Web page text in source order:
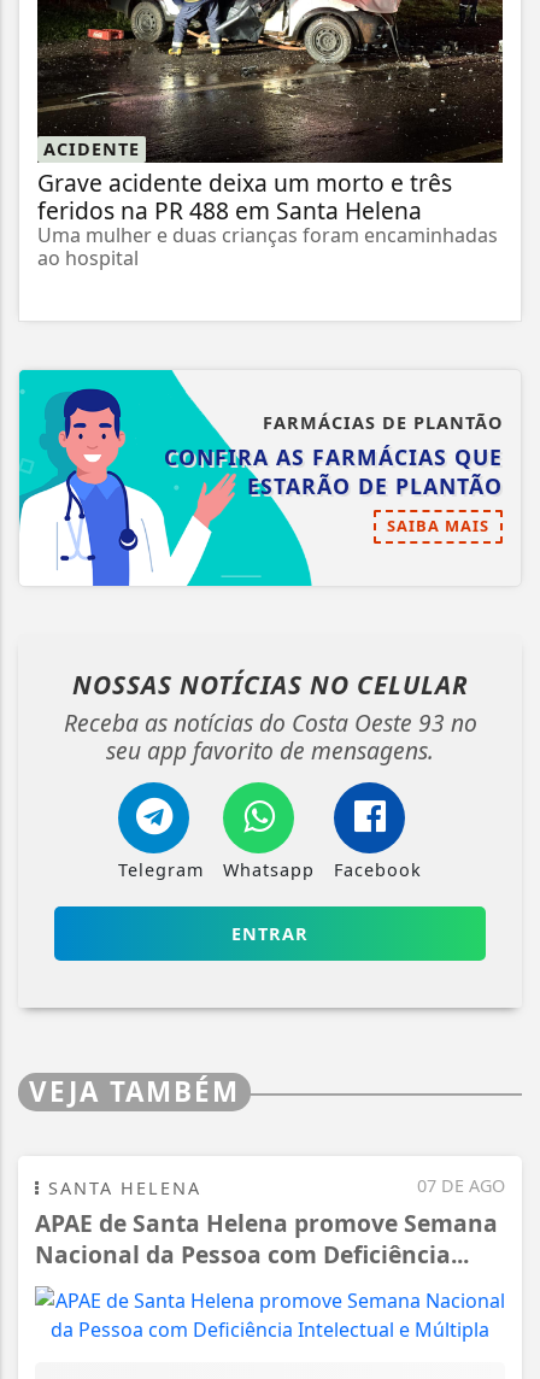
ACIDENTE
Grave acidente deixa um morto e três
feridos na PR 488 em Santa Helena
Uma mulher e duas crianças foram encaminhadas
ao hospital
FARMÁCIAS DE PLANTÃO
CONFIRA AS FARMÁCIAS QUE
ESTARÃO DE PLANTÃO
SAIBA MAIS
NOSSAS NOTÍCIAS NO CELULAR
Receba as notícias do Costa Oeste 93 no
seu app favorito de mensagens.
Telegram Whatsapp Facebook
ENTRAR
VEJA TAMBÉM
07 DE AGO
SANTA HELENA
APAE de Santa Helena promove Semana
Nacional da Pessoa com Deficiência...